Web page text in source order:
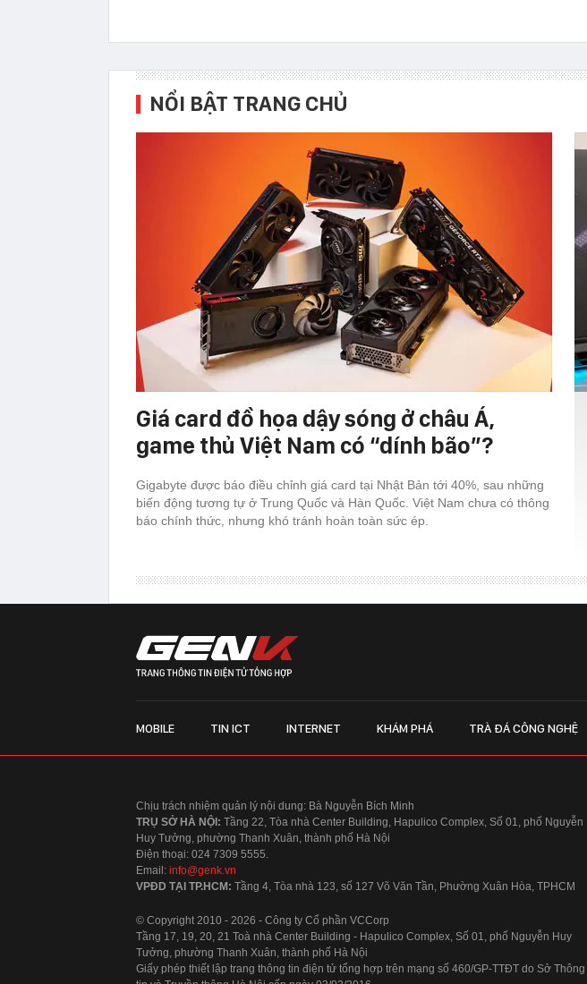
NỔI BẬT TRANG CHỦ
Giá card đồ họa dậy sóng ở châu Á,
game thủ Việt Nam có “dính bão”?
Gigabyte được báo điều chỉnh giá card tại Nhật Bản tới 40%, sau những
biến động tương tự ở Trung Quốc và Hàn Quốc. Việt Nam chưa có thông
báo chính thức, nhưng khó tránh hoàn toàn sức ép.
MOBILE TIN ICT INTERNET KHÁM PHÁ TRÀ ĐÁ CÔNG NGHỆ
Chịu trách nhiệm quản lý nội dung: Bà Nguyễn Bích Minh
TRỤ SỞ HÀ NỘI: Tầng 22, Tòa nhà Center Building, Hapulico Complex, Số 01, phố Nguyễn
Huy Tưởng, phường Thanh Xuân, thành phố Hà Nội
Điện thoại: 024 7309 5555.
Email: info@genk.vn
VPĐD TẠI TP.HCM: Tầng 4, Tòa nhà 123, số 127 Võ Văn Tần, Phường Xuân Hòa, TPHCM
© Copyright 2010 - 2026 - Công ty Cổ phần VCCorp
Tầng 17, 19, 20, 21 Toà nhà Center Building - Hapulico Complex, Số 01, phố Nguyễn Huy
Tưởng, phường Thanh Xuân, thành phố Hà Nội
Giấy phép thiết lập trang thông tin điện tử tổng hợp trên mạng số 460/GP-TTĐT do Sở Thông